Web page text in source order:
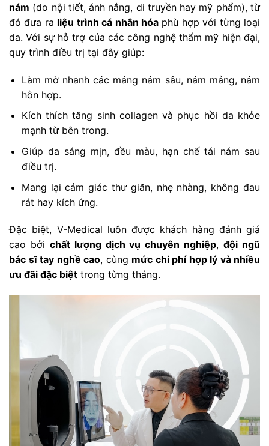
nám (do nội tiết, ánh nắng, di truyền hay mỹ phẩm), từ
đó đưa ra liệu trình cá nhân hóaphù hợp với từng loại
da. Với sự hỗ trợ của các công nghệ thẩm mỹ hiện đại,
quy trình điều trị tại đây giúp:
Làm mờ nhanh các mảng nám sâu, nám mảng, nám
hỗn hợp.
Kích thích tăng sinh collagen và phục hồi da khỏe
mạnh từ bên trong.
Giúp da sáng mịn, đều màu, hạn chế tái nám sau
điều trị.
Mang lại cảm giác thư giãn, nhẹ nhàng, không đau
rát hay kích ứng.
Đặc biệt, V-Medical luôn được khách hàng đánh giá
cao bởi chất lượng dịch vụ chuyên nghiệp,đội ngũ
bác sĩ tay nghề cao, cùng mức chi phí hợp lý và nhiều
ưu đãi đặc biệt trong từng tháng.